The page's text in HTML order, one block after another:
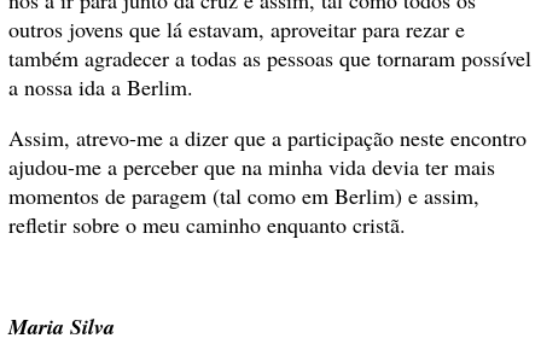
outros jovens que lá estavam, aproveitar para rezar e
também agradecer a todas as pessoas que tornaram possível
a nossa ida a Berlim.
Assim, atrevo-me a dizer que a participação neste encontro
ajudou-me a perceber que na minha vida devia ter mais
momentos de paragem (tal como em Berlim) e assim,
refletir sobre o meu caminho enquanto cristã.
Maria Silva